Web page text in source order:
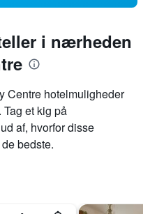
i nærheden
Centre hotelmuligheder
et kig på
af, hvorfor disse
bedste.